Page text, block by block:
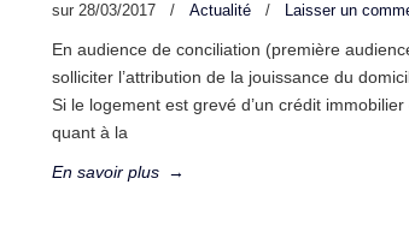
sur 28/03/2017 / Actualité / Laisser un
En audience de conciliation (première
solliciter l’attribution de la jouissance du
Si le logement est grevé d’un crédit
quant à la
En savoir plus →